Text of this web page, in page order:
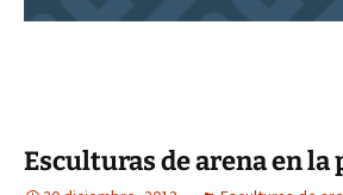
Esculturas de arena en la